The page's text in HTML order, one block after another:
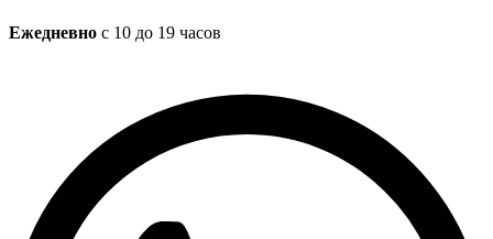
Ежедневно с 10 до 19 часов